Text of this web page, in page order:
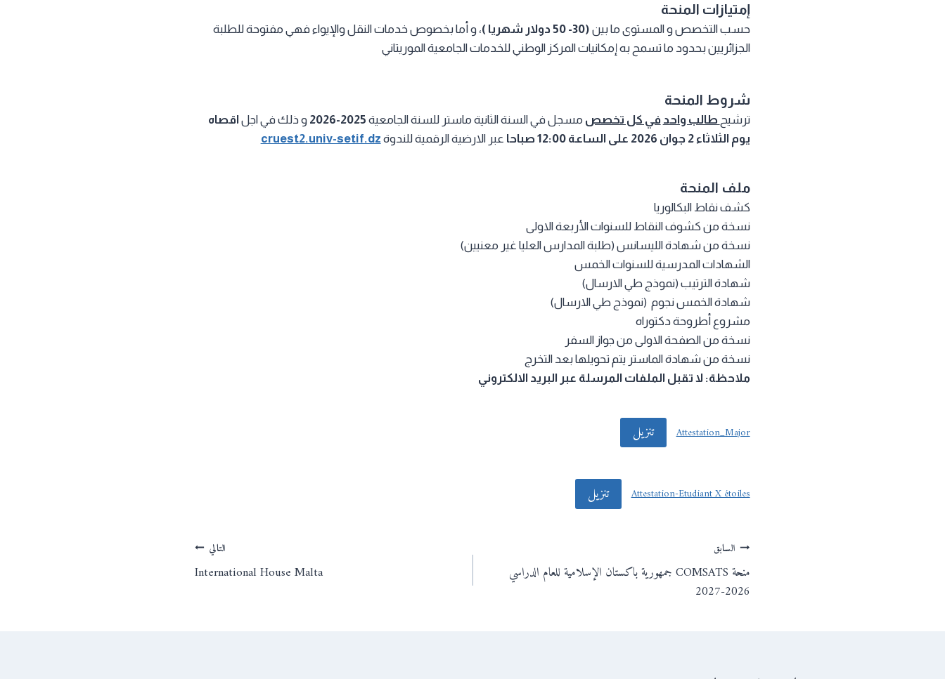
إمتيازات المنحة
حسب التخصص و المستوى ما بين (30- 50 دولار شهريا )
، و أما بخصوص خدمات النقل والإيواء فهي مفتوحة للطلبة
الجزائريين بحدود ما تسمح به إمكانيات المركز الوطني للخدمات الجامعية الموريتاني
شروط المنحة
ترشيح طالب واحد في كل تخصص مسجل في السنة الثانية ماستر للسنة الجامعية 2025-2026 و ذلك في اجل اقصاه
يوم الثلاثاء 2 جوان 2026 على الساعة 12:00 صباحا
عبر الارضية الرقمية للندوة cruest2.univ-setif.dz
ملف المنحة
كشف نقاط البكالوريا
نسخة من كشوف النقاط للسنوات الأربعة الاولى
نسخة من شهادة الليسانس (طلبة المدارس العليا غير معنيين)
الشهادات المدرسية للسنوات الخمس
شهادة الترتيب (نموذج طي الارسال)
شهادة الخمس نجوم (نموذج طي الارسال)
مشروع أطروحة دكتوراه
نسخة من الصفحة الاولى من جواز السفر
نسخة من شهادة الماستر يتم تحويلها بعد التخرج
ملاحظة: لا تقبل الملفات المرسلة عبر البريد الالكتروني
Attestation_Major تنزيل
Attestation-Etudiant X étoiles تنزيل
تصفّح
المقالات
السابق
منحة COMSATS جمهورية باكستان الإسلامية للعام الدراسي
2026-2027
التالي
International House Malta